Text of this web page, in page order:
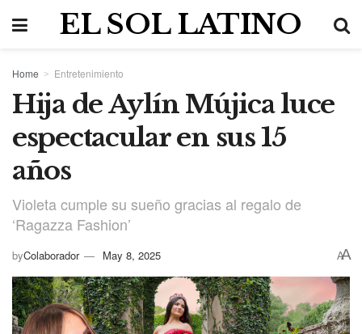
EL SOL LATINO
Home Entretenimiento
Hija de Aylín Mújica luce
espectacular en sus 15
años
Violeta cumple su sueño gracias al regalo de
‘Ragazza Fashion’
byColaborador May 8, 2025 AA